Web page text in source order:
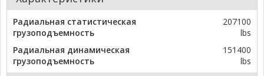
Радиальная статистическая
грузоподъемность
207100
lbs
Радиальная динамическая
грузоподъемность
151400
lbs